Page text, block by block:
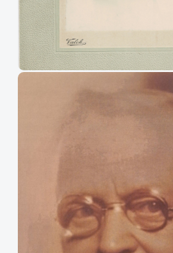
Retrato de Daniel Ortúzar Cuevas, exdiputado del
Caupolicán (1903-1906) y San Fernando por cuatro